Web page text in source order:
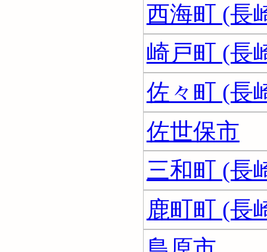
西海町 (長
崎戸町 (長
佐々町 (長
佐世保市
三和町 (長
鹿町町 (長